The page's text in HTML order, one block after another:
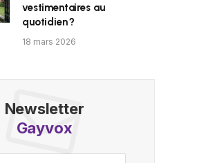
vestimentaires au
quotidien ?
18 mars 2026
Newsletter
Gayvox